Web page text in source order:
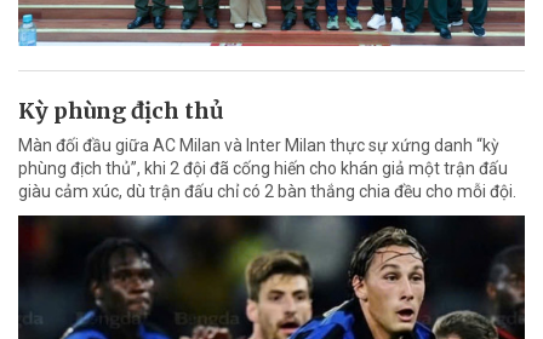
Kỳ phùng địch thủ
Màn đối đầu giữa AC Milan và Inter Milan thực sự xứng danh “kỳ
phùng địch thủ”, khi 2 đội đã cống hiến cho khán giả một trận đấu
giàu cảm xúc, dù trận đấu chỉ có 2 bàn thắng chia đều cho mỗi đội.